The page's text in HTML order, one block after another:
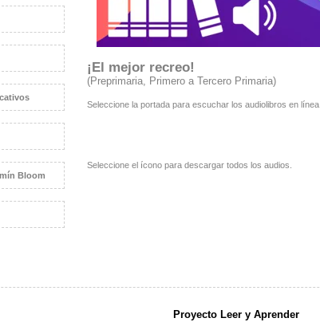
Bloom
¡El mejor recreo!
(Preprimaria, Primero a Tercero Primaria)
Seleccione la portada para escuchar los audiolibros en línea.
Seleccione el ícono para descargar todos los audios.
Proyecto Leer y Aprender